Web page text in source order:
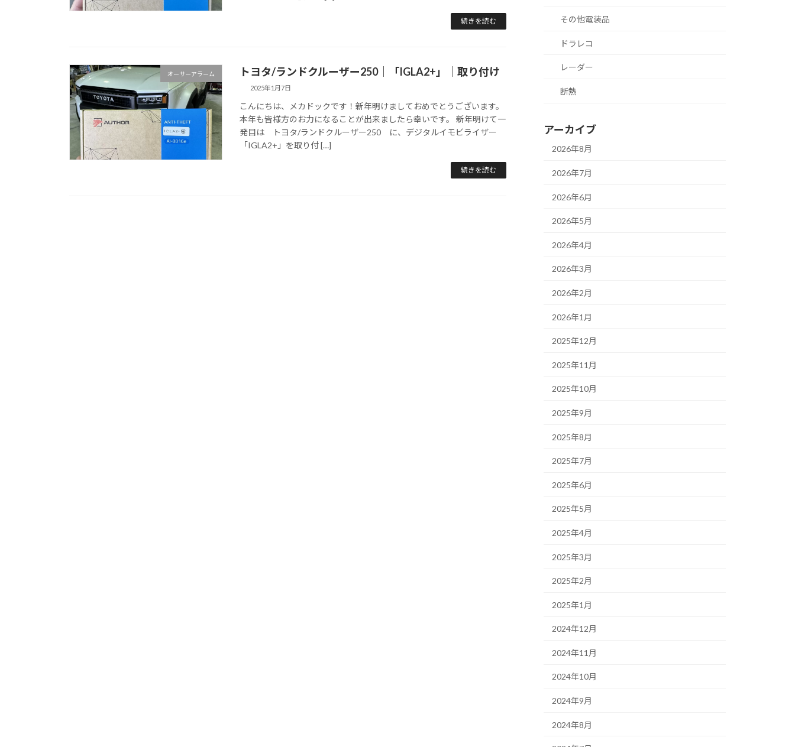
続きを読む
オーサーアラーム トヨタ/ランドクルーザー250｜「IGLA2+」｜取り付け
2025年1月7日
こんにちは、メカドックです！新年明けましておめでとうございます。
本年も皆様方のお力になることが出来ましたら幸いです。 新年明けて一
発目は トヨタ/ランドクルーザー250 に、デジタルイモビライザー
「IGLA2+」を取り付 […]
続きを読む
その他電装品
ドラレコ
レーダー
断熱
アーカイブ
2026年8月
2026年7月
2026年6月
2026年5月
2026年4月
2026年3月
2026年2月
2026年1月
2025年12月
2025年11月
2025年10月
2025年9月
2025年8月
2025年7月
2025年6月
2025年5月
2025年4月
2025年3月
2025年2月
2025年1月
2024年12月
2024年11月
2024年10月
2024年9月
2024年8月